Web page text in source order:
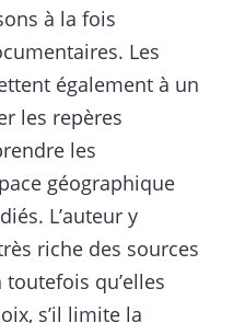
à la fois
Les
également à un
les repères
les
géographique
L’auteur y
riche des sources
qu’elles
s’il limite la